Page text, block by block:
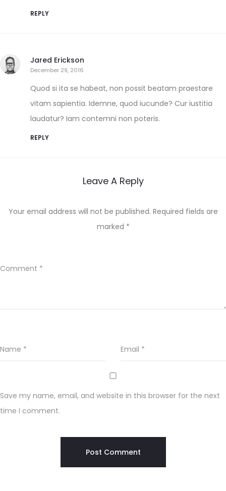
REPLY
Jared Erickson
December 29, 2016
Quod si ita se habeat, non possit beatam praestare
vitam sapientia. Idemne, quod iucunde? Cur iustitia
laudatur? Iam contemni non poteris.
REPLY
Leave A Reply
Your email address will not be published. Required fields are
marked *
Comment *
Name * Email *
Save my name, email, and website in this browser for the next
time I comment.